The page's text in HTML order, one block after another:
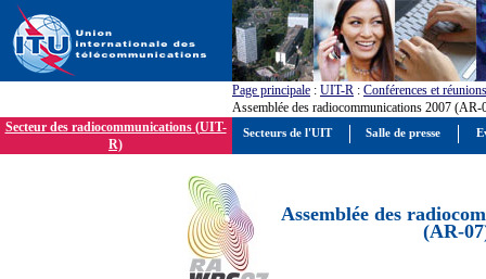
Page principale : UIT-R : Conférences et réunions
Assemblée des radiocommunications 2007 (AR-
Secteur des radiocommunications (UIT-
R)
Assemblée des
(AR-
Secteurs de l'UIT Salle de presse